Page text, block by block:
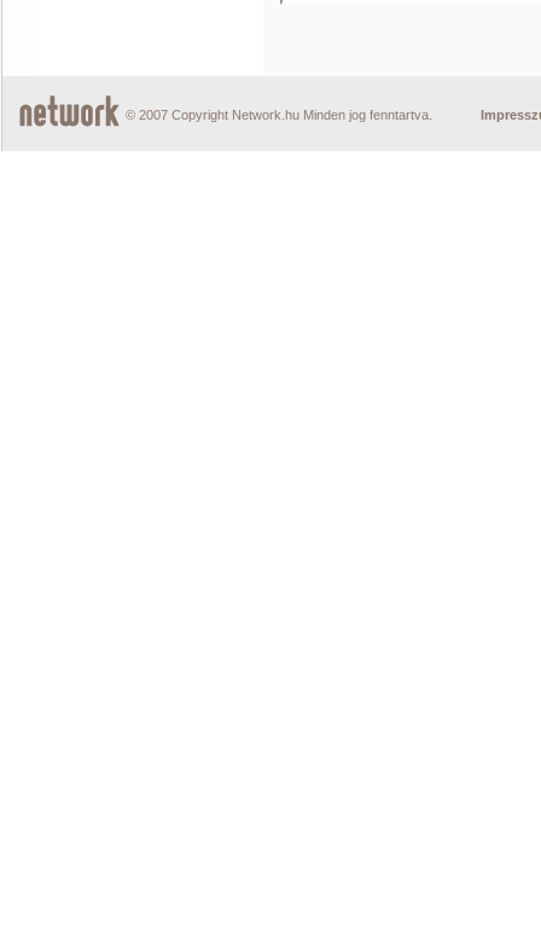
© 2007 Copyright Network.hu Minden jog fenntartva.